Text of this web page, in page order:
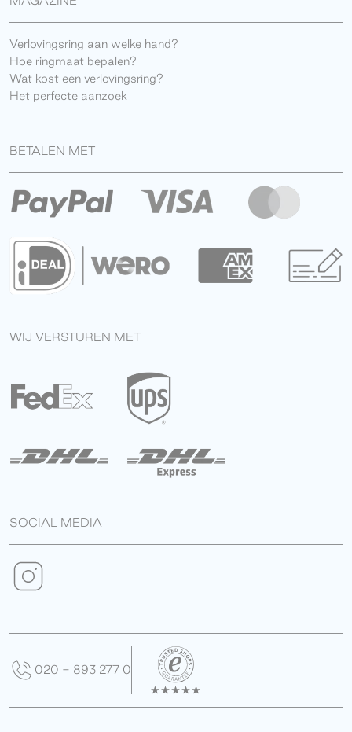
Verlovingsring aan welke hand?
Hoe ringmaat bepalen?
Wat kost een verlovingsring?
Het perfecte aanzoek
BETALEN MET
WIJ VERSTUREN MET
SOCIAL MEDIA
020 - 893 277 0